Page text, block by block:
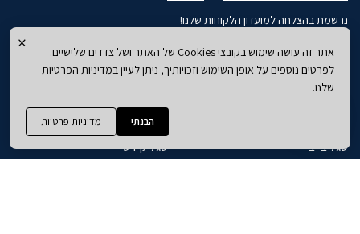
×
אתר זה עושה שימוש בקובצי Cookies של האתר ושל צדדים שלישיים.
לפרטים נוספים על אופן השימוש וזכויותיך, ניתן לעיין במדיניות הפרטיות
שלנו.
הבנתי מדיניות פרטיות
נרשמת בהצלחה למועדון הלקוחות שלנו!
מדיניות משלוחים
מדיניות פרטיות
הצהרת נגישות
המותגים
קטלוג חדרים
צור קשר
סגל בייבי
סגל קידס